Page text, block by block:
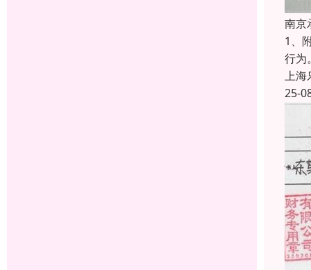
南京
1、
行为
上海
25-